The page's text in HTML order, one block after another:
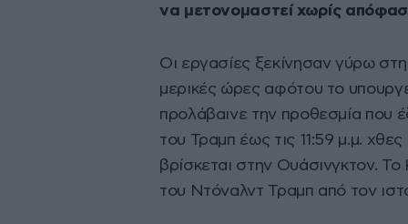
να μετονομαστεί χωρίς
Οι εργασίες ξεκίνησαν γύρω
μερικές ώρες αφότου το
προλάβαινε την προθεσμία που
του Τραμπ έως τις 11:59 μ.μ.
βρίσκεται στην Ουάσινγκτον.
του Ντόναλντ Τραμπ από τον